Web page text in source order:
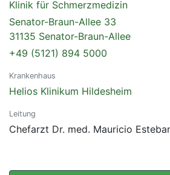
Klinik für Schmerzmedizin
Senator-Braun-Allee 33
31135 Senator-Braun-Allee
+49 (5121) 894 5000
Krankenhaus
Helios Klinikum Hildesheim
Leitung
Chefarzt Dr. med. Mauricio